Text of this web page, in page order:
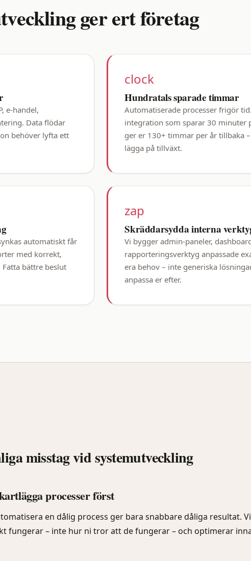
ger ert företag
e-handel,
Data flödar
behöver lyfta ett
clock
Hundratals sparade timmar
Automatiserade processer frigör
integration som sparar 30 minuter
ger er 130+ timmar per år tillbaka
lägga på tillväxt.
automatiskt får
med korrekt,
bättre beslut
zap
Skräddarsydda interna
Vi bygger admin-paneler,
rapporteringsverktyg anpassade
era behov – inte generiska
anpassa er efter.
misstag vid systemutveckling
processer först
en dålig process ger bara snabbare dåliga resultat.
fungerar – inte hur ni tror att de fungerar – och optimerar